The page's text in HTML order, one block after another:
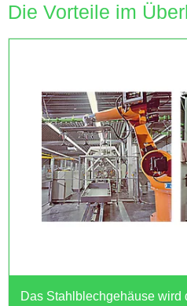
Die Vorteile im
Das Stahlblechgehäuse wird